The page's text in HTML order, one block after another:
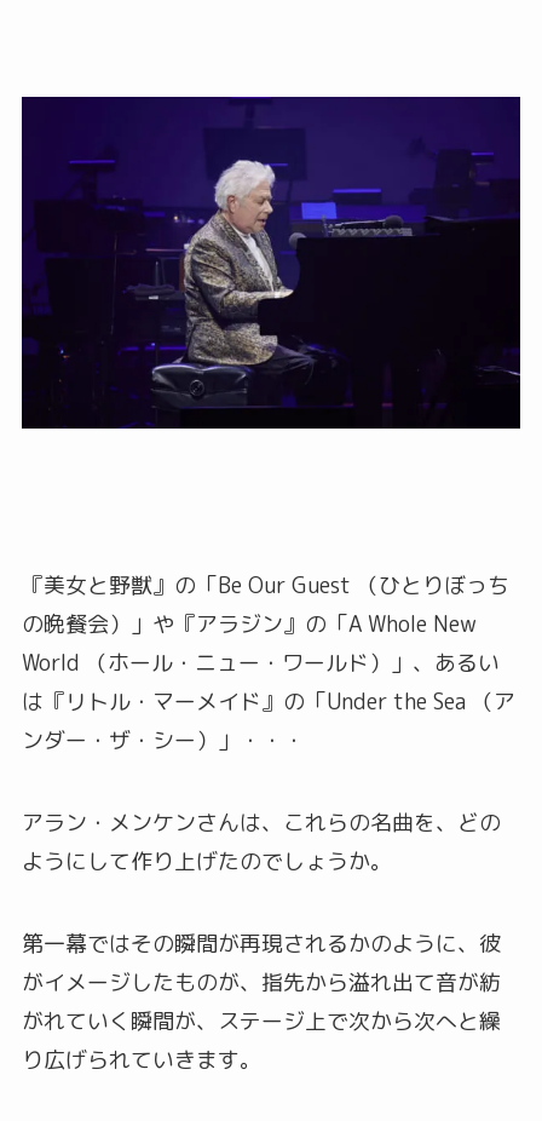
『美女と野獣』の「Be Our Guest （ひとりぼっち
の晩餐会）」や『アラジン』の「A Whole New
World （ホール・ニュー・ワールド）」、あるい
は『リトル・マーメイド』の「Under the Sea （ア
ンダー・ザ・シー）」・・・
アラン・メンケンさんは、これらの名曲を、どの
ようにして作り上げたのでしょうか。
第一幕ではその瞬間が再現されるかのように、彼
がイメージしたものが、指先から溢れ出て音が紡
がれていく瞬間が、ステージ上で次から次へと繰
り広げられていきます。